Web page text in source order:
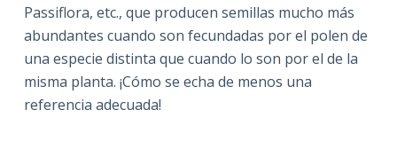
Passiflora, etc., que producen semillas mucho más
abundantes cuando son fecundadas por el polen de
una especie distinta que cuando lo son por el de la
misma planta. ¡Cómo se echa de menos una
referencia adecuada!